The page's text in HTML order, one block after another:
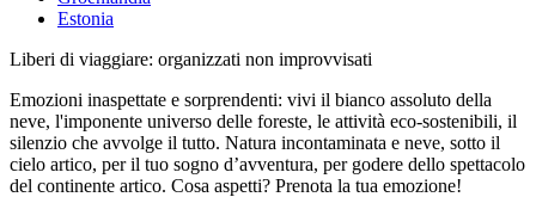
Estonia
Liberi di viaggiare: organizzati non improvvisati
Emozioni inaspettate e sorprendenti: vivi il bianco assoluto della
neve, l'imponente universo delle foreste, le attività eco-sostenibili, il
silenzio che avvolge il tutto. Natura incontaminata e neve, sotto il
cielo artico, per il tuo sogno d’avventura, per godere dello spettacolo
del continente artico. Cosa aspetti? Prenota la tua emozione!